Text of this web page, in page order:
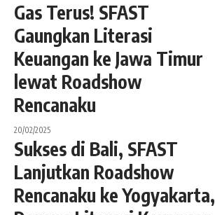
Gas Terus! SFAST
Gaungkan Literasi
Keuangan ke Jawa Timur
lewat Roadshow
Rencanaku
20/02/2025
Sukses di Bali, SFAST
Lanjutkan Roadshow
Rencanaku ke Yogyakarta,